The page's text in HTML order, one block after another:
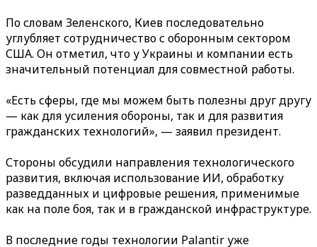
По словам Зеленского, Киев последовательно
углубляет сотрудничество с оборонным сектором
США. Он отметил, что у Украины и компании есть
значительный потенциал для совместной работы.
«Есть сферы, где мы можем быть полезны друг другу
— как для усиления обороны, так и для развития
гражданских технологий», — заявил президент.
Стороны обсудили направления технологического
развития, включая использование ИИ, обработку
разведданных и цифровые решения, применимые
как на поле боя, так и в гражданской инфраструктуре.
В последние годы технологии Palantir уже